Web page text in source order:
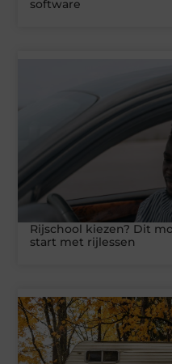
software
Rijschool kiezen? Dit
start met rijlessen